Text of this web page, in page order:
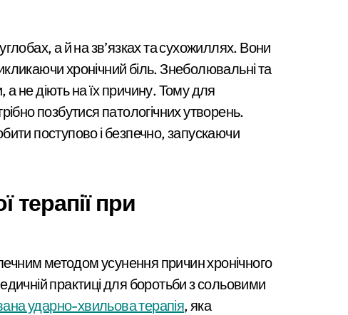
а й на зв’язках та сухожиллях. Вони
хронічний біль. Знеболювальні та
не діють на їх причину. Тому для
позбутися патологічних утворень.
поступово і безпечно, запускаючи
терапії при
методом усунення причин хронічного
практиці для боротьби з сольовими
ударно-хвильова терапія, яка